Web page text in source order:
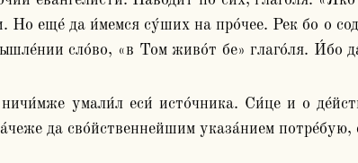
еще́ да и́мемся су́ших на про́чее. Рек бо о
сло́во, «в Том живо́т бе» глаго́ля. И́бо
да сво́йственнейшим указа́нием